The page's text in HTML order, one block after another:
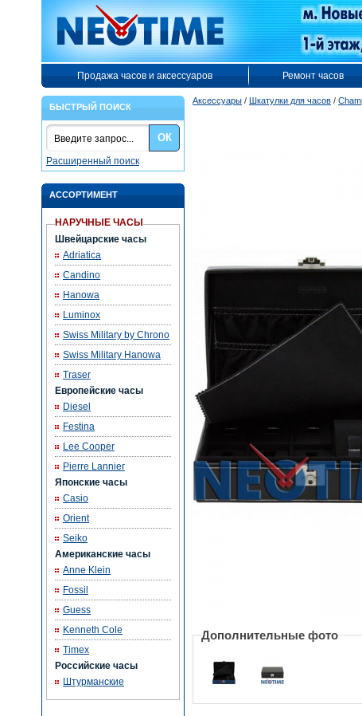
Продажа часов и аксессуаров Ремонт часов
БЫСТРЫЙ ПОИСК
ОК
Расширенный поиск
АССОРТИМЕНТ
НАРУЧНЫЕ ЧАСЫ
Швейцарские часы
Adriatica
Candino
Hanowa
Luminox
Swiss Military by Chrono
Swiss Military Hanowa
Traser
Европейские часы
Diesel
Festina
Lee Cooper
Pierre Lannier
Японские часы
Casio
Orient
Seiko
Американские часы
Anne Klein
Fossil
Guess
Kenneth Cole
Timex
Российские часы
Штурманские
Аксессуары / Шкатулки для часов /
Дополнительные фото